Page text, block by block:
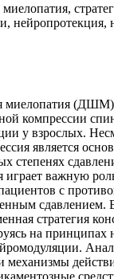
нейропротекция,
миелопатия (ДШМ)
компрессии
у взрослых.
является
степенях
играет важную
с
сдавлением.
стратегия
на принципах
механизмы